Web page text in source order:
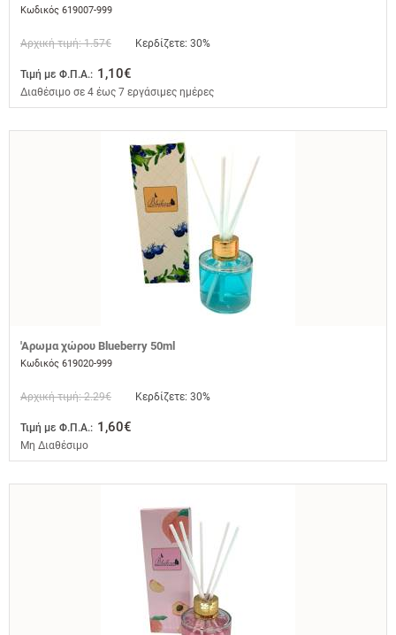
Κωδικός 619007-999
Αρχική τιμή: 1.57€ Κερδίζετε: 30%
Τιμή με Φ.Π.Α.: 1,10€
Διαθέσιμο σε 4 έως 7 εργάσιμες ημέρες
'Αρωμα χώρου Blueberry 50ml
Κωδικός 619020-999
Αρχική τιμή: 2.29€ Κερδίζετε: 30%
Τιμή με Φ.Π.Α.: 1,60€
Μη Διαθέσιμο